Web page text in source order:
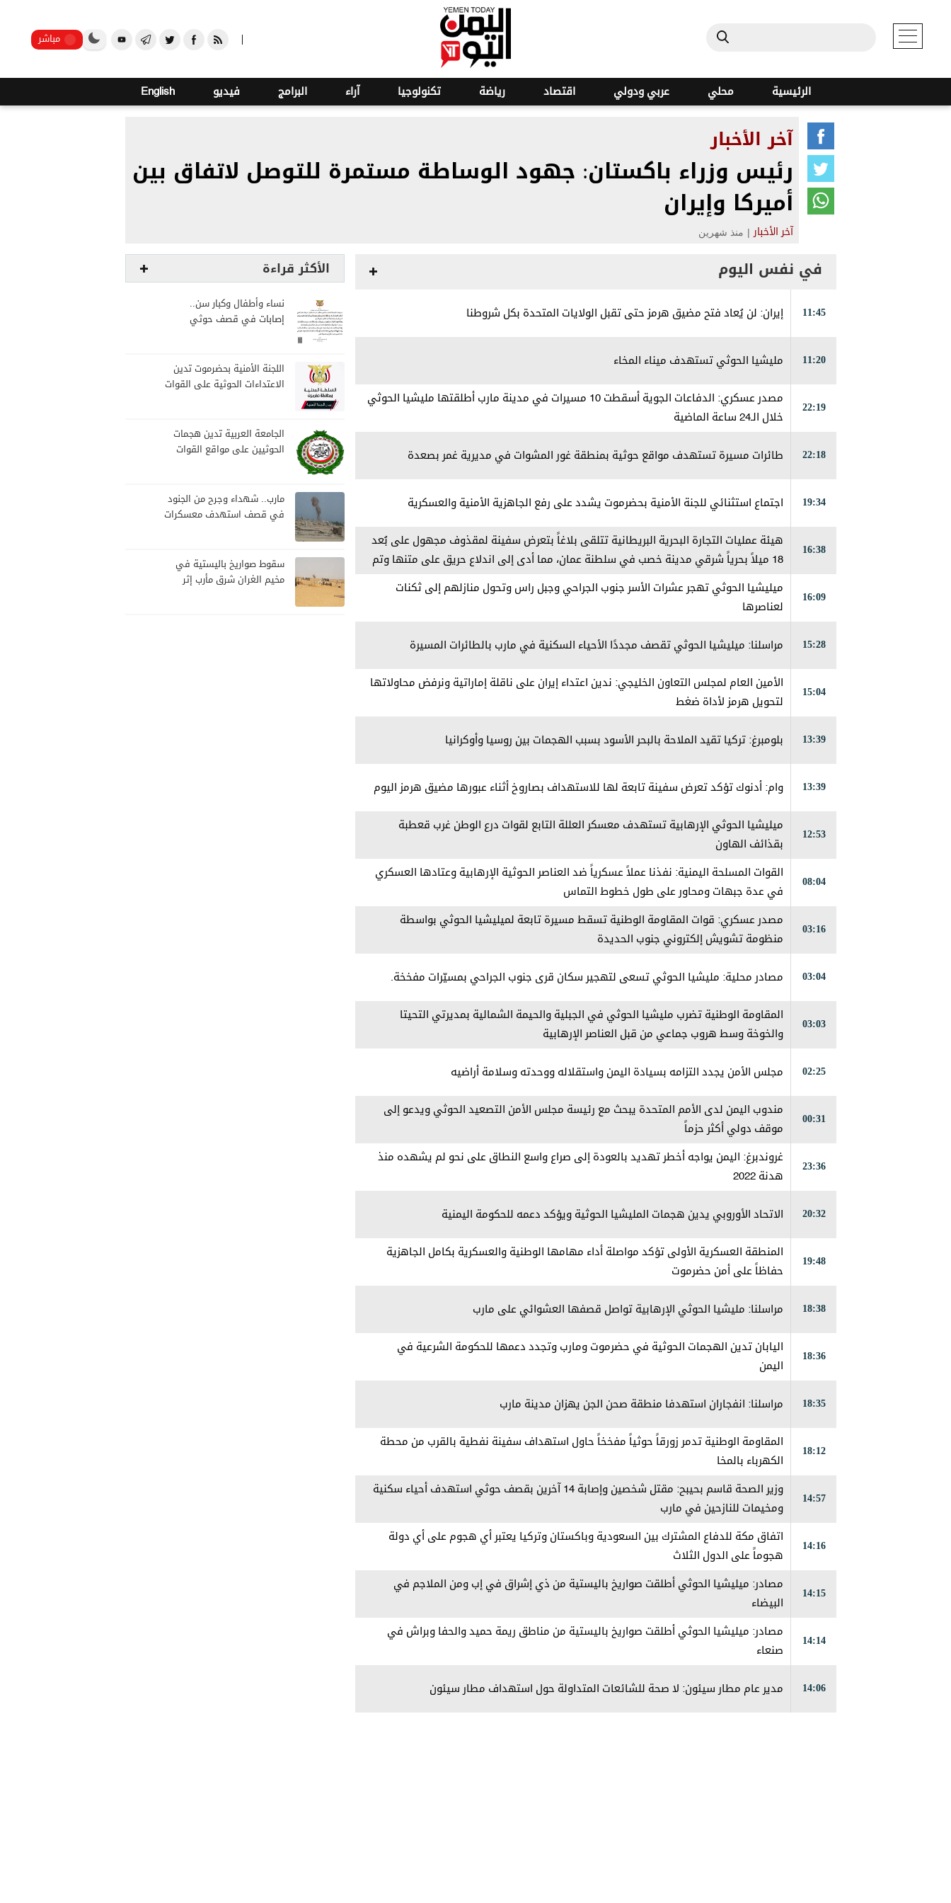
صنعاء مباشر
الرئيسية محلي عربي ودولي اقتصاد رياضة تكنولوجيا آراء البرامج فيديو English
آخر الأخبار
رئيس وزراء باكستان: جهود الوساطة مستمرة للتوصل لاتفاق بين
أميركا وإيران
آخر الأخبار | منذ شهرين
في نفس اليوم
11:45 إيران: لن يُعاد فتح مضيق هرمز حتى تقبل الولايات المتحدة بكل شروطنا
11:20 مليشيا الحوثي تستهدف ميناء المخاء
22:19
مصدر عسكري: الدفاعات الجوية أسقطت 10 مسيرات في مدينة مارب أطلقتها مليشيا الحوثي
خلال الـ24 ساعة الماضية
22:18 طائرات مسيرة تستهدف مواقع حوثية بمنطقة غور المشوات في مديرية غمر بصعدة
19:34 اجتماع استثنائي للجنة الأمنية بحضرموت يشدد على رفع الجاهزية الأمنية والعسكرية
16:38
هيئة عمليات التجارة البحرية البريطانية تتلقى بلاغاً بتعرض سفينة لمقذوف مجهول على بُعد
18 ميلاً بحرياً شرقي مدينة خصب في سلطنة عمان، مما أدى إلى اندلاع حريق على متنها وتم
16:09
ميليشيا الحوثي تهجر عشرات الأسر جنوب الجراحي وجبل راس وتحول منازلهم إلى ثكنات
لعناصرها
15:28 مراسلنا: ميليشيا الحوثي تقصف مجددًا الأحياء السكنية في مارب بالطائرات المسيرة
15:04
الأمين العام لمجلس التعاون الخليجي: ندين اعتداء إيران على ناقلة إماراتية ونرفض محاولاتها
لتحويل هرمز لأداة ضغط
13:39 بلومبرغ: تركيا تقيد الملاحة بالبحر الأسود بسبب الهجمات بين روسيا وأوكرانيا
13:39 وام: أدنوك تؤكد تعرض سفينة تابعة لها للاستهداف بصاروخ أثناء عبورها مضيق هرمز اليوم
12:53
ميليشيا الحوثي الإرهابية تستهدف معسكر العللة التابع لقوات درع الوطن غرب قعطبة
بقذائف الهاون
08:04
القوات المسلحة اليمنية: نفذنا عملاً عسكرياً ضد العناصر الحوثية الإرهابية وعتادها العسكري
في عدة جبهات ومحاور على طول خطوط التماس
03:16
مصدر عسكري: قوات المقاومة الوطنية تسقط مسيرة تابعة لميليشيا الحوثي بواسطة
منظومة تشويش إلكتروني جنوب الحديدة
03:04 مصادر محلية: مليشيا الحوثي تسعى لتهجير سكان قرى جنوب الجراحي بمسيّرات مفخخة.
03:03
المقاومة الوطنية تضرب مليشيا الحوثي في الجبلية والحيمة الشمالية بمديرتي التحيتا
والخوخة وسط هروب جماعي من قبل العناصر الإرهابية
02:25 مجلس الأمن يجدد التزامه بسيادة اليمن واستقلاله ووحدته وسلامة أراضيه
00:31
مندوب اليمن لدى الأمم المتحدة يبحث مع رئيسة مجلس الأمن التصعيد الحوثي ويدعو إلى
موقف دولي أكثر حزماً
23:36
غروندبرغ: اليمن يواجه أخطر تهديد بالعودة إلى صراع واسع النطاق على نحو لم يشهده منذ
هدنة 2022
20:32 الاتحاد الأوروبي يدين هجمات المليشيا الحوثية ويؤكد دعمه للحكومة اليمنية
19:48
المنطقة العسكرية الأولى تؤكد مواصلة أداء مهامها الوطنية والعسكرية بكامل الجاهزية
حفاظاً على أمن حضرموت
18:38 مراسلنا: مليشيا الحوثي الإرهابية تواصل قصفها العشوائي على مارب
18:36
اليابان تدين الهجمات الحوثية في حضرموت ومارب وتجدد دعمها للحكومة الشرعية في
اليمن
18:35 مراسلنا: انفجاران استهدفا منطقة صحن الجن يهزان مدينة مارب
18:12
المقاومة الوطنية تدمر زورقاً حوثياً مفخخاً حاول استهداف سفينة نفطية بالقرب من محطة
الكهرباء بالمخا
14:57
وزير الصحة قاسم بحيبح: مقتل شخصين وإصابة 14 آخرين بقصف حوثي استهدف أحياء سكنية
ومخيمات للنازحين في مارب
14:16
اتفاق مكة للدفاع المشترك بين السعودية وباكستان وتركيا يعتبر ‏أي هجوم على أي دولة
هجوماً على الدول الثلاث
14:15
مصادر: ميليشيا الحوثي أطلقت صواريخ باليستية من ذي إشراق في إب ومن الملاجم في
البيضاء
14:14
مصادر: ميليشيا الحوثي أطلقت صواريخ باليستية من مناطق ريمة حميد والحفا وبراش في
صنعاء
14:06 مدير عام مطار سيئون: لا صحة للشائعات المتداولة حول استهداف مطار سيئون
الأكثر قراءة
نساء وأطفال وكبار سن..
إصابات في قصف حوثي
اللجنة الأمنية بحضرموت تدين
الاعتداءات الحوثية على القوات
الجامعة العربية تدين هجمات
الحوثيين على مواقع القوات
مارب.. شهداء وجرح من الجنود
في قصف استهدف معسكرات
سقوط صواريخ باليستية في
مخيم الغران شرق مأرب إثر